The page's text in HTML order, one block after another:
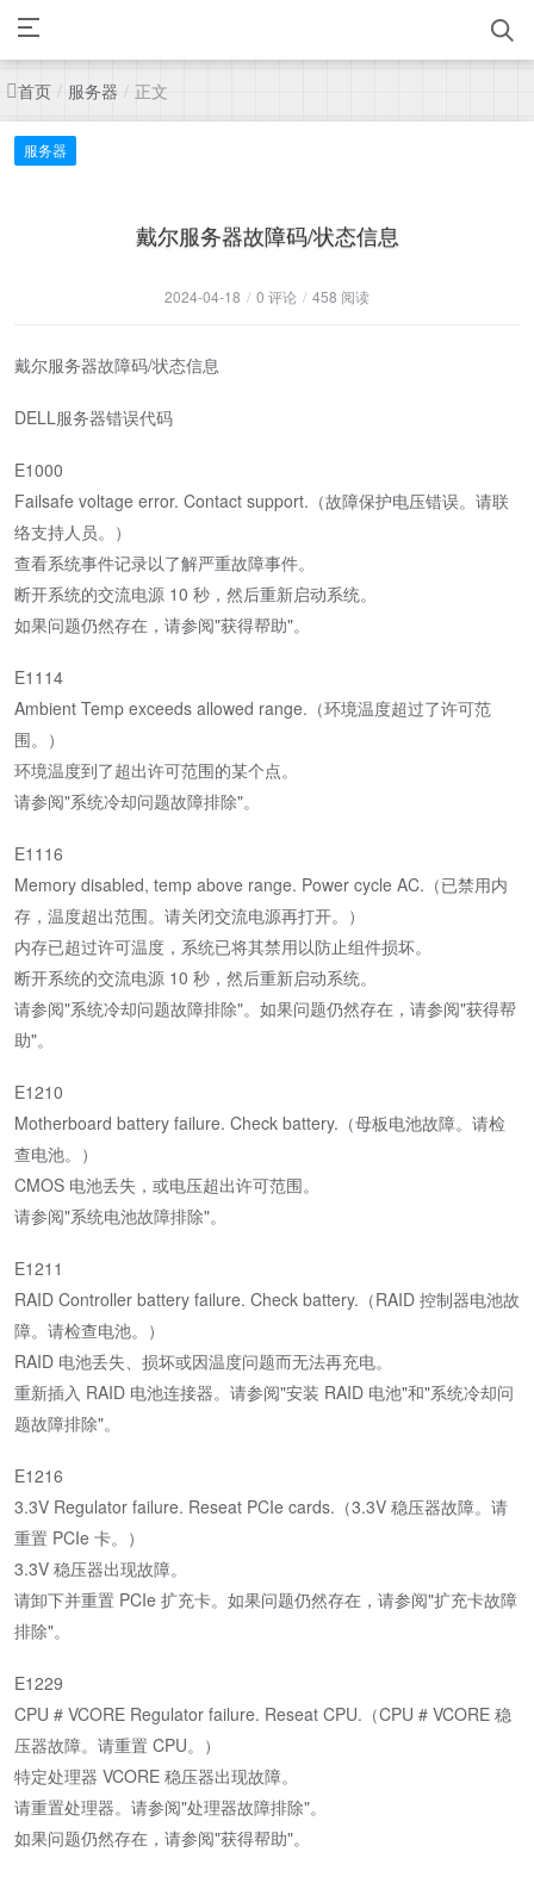
首页 / 服务器 / 正文
服务器
戴尔服务器故障码/状态信息
2024-04-18 / 0 评论 / 458 阅读
戴尔服务器故障码/状态信息
DELL服务器错误代码
E1000
Failsafe voltage error. Contact support.（故障保护电压错误。请联
络支持人员。）
查看系统事件记录以了解严重故障事件。
断开系统的交流电源 10 秒，然后重新启动系统。
如果问题仍然存在，请参阅"获得帮助"。
E1114
Ambient Temp exceeds allowed range.（环境温度超过了许可范
围。）
环境温度到了超出许可范围的某个点。
请参阅"系统冷却问题故障排除"。
E1116
Memory disabled, temp above range. Power cycle AC.（已禁用内
存，温度超出范围。请关闭交流电源再打开。）
内存已超过许可温度，系统已将其禁用以防止组件损坏。
断开系统的交流电源 10 秒，然后重新启动系统。
请参阅"系统冷却问题故障排除"。如果问题仍然存在，请参阅"获得帮
助"。
E1210
Motherboard battery failure. Check battery.（母板电池故障。请检
查电池。）
CMOS 电池丢失，或电压超出许可范围。
请参阅"系统电池故障排除"。
E1211
RAID Controller battery failure. Check battery.（RAID 控制器电池故
障。请检查电池。）
RAID 电池丢失、损坏或因温度问题而无法再充电。
重新插入 RAID 电池连接器。请参阅"安装 RAID 电池"和"系统冷却问
题故障排除"。
E1216
3.3V Regulator failure. Reseat PCIe cards.（3.3V 稳压器故障。请
重置 PCIe 卡。）
3.3V 稳压器出现故障。
请卸下并重置 PCIe 扩充卡。如果问题仍然存在，请参阅"扩充卡故障
排除"。
E1229
CPU # VCORE Regulator failure. Reseat CPU.（CPU # VCORE 稳
压器故障。请重置 CPU。）
特定处理器 VCORE 稳压器出现故障。
请重置处理器。请参阅"处理器故障排除"。
如果问题仍然存在，请参阅"获得帮助"。